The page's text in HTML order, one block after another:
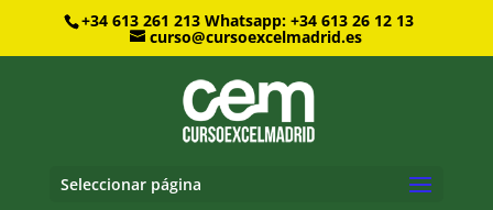
+34 613 261 213 Whatsapp: +34 613 26 12 13
curso@cursoexcelmadrid.es
Seleccionar página